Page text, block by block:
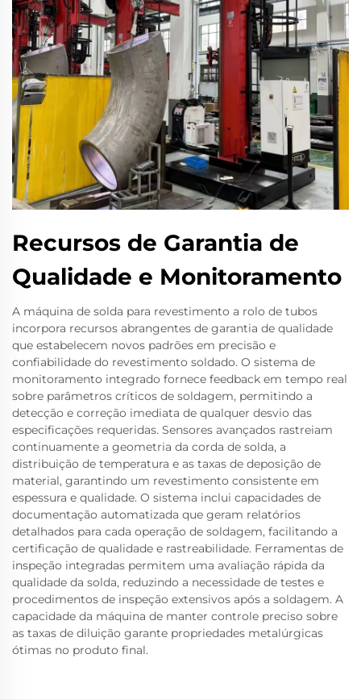
Recursos de Garantia de
Qualidade e Monitoramento
A máquina de solda para revestimento a rolo de tubos
incorpora recursos abrangentes de garantia de qualidade
que estabelecem novos padrões em precisão e
confiabilidade do revestimento soldado. O sistema de
monitoramento integrado fornece feedback em tempo real
sobre parâmetros críticos de soldagem, permitindo a
detecção e correção imediata de qualquer desvio das
especificações requeridas. Sensores avançados rastreiam
continuamente a geometria da corda de solda, a
distribuição de temperatura e as taxas de deposição de
material, garantindo um revestimento consistente em
espessura e qualidade. O sistema inclui capacidades de
documentação automatizada que geram relatórios
detalhados para cada operação de soldagem, facilitando a
certificação de qualidade e rastreabilidade. Ferramentas de
inspeção integradas permitem uma avaliação rápida da
qualidade da solda, reduzindo a necessidade de testes e
procedimentos de inspeção extensivos após a soldagem. A
capacidade da máquina de manter controle preciso sobre
as taxas de diluição garante propriedades metalúrgicas
ótimas no produto final.